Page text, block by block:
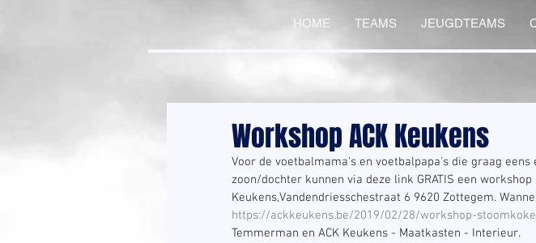
HOME TEAMS JEUGDTEAMS
Workshop ACK Keukens
Voor de voetbalmama's en voetbalpapa's die graag
zoon/dochter kunnen via deze link GRATIS een
Keukens,Vandendriesschestraat 6 9620 Zottegem.
https://ackkeukens.be/2019/02/28/workshop-
Temmerman en ACK Keukens - Maatkasten - Interieur.